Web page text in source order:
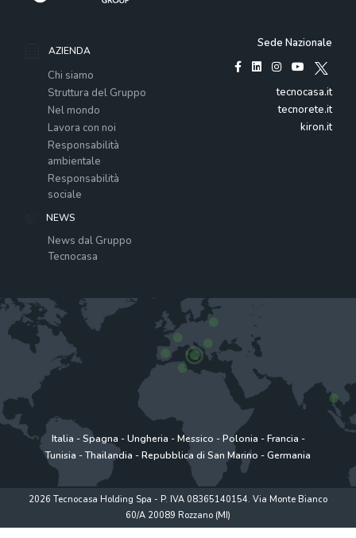
AZIENDA
Chi siamo
Struttura del Gruppo
Nel mondo
Lavora con noi
Responsabilità
ambientale
Responsabilità
sociale
NEWS
News dal Gruppo
Tecnocasa
Sede Nazionale
tecnocasa.it
tecnorete.it
kiron.it
Italia -Spagna -Ungheria -Messico -Polonia -Francia -
Tunisia -Thailandia -Repubblica di San Marino -Germania
2026 Tecnocasa Holding Spa - P. IVA 08365140154. Via Monte Bianco
60/A 20089 Rozzano (MI)